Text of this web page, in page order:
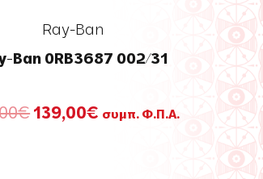
Ray-Ban
Ban 0RB3687 002/31
€ Original
139,00€ Η
συμπ. Φ.Π.Α.